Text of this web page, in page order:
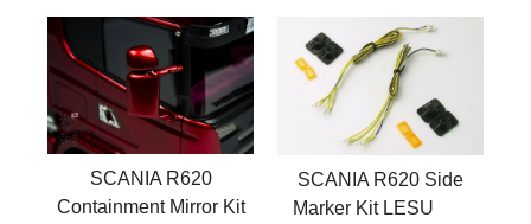
SCANIA R620
Containment Mirror Kit
SCANIA R620 Side
Marker Kit LESU